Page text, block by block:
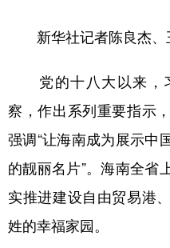
多语种频道
English Español
Русский язык
Deutsch Português
新华社记者陈良杰、
党的十八大以来，
察，作出系列重要指示
强调“让海南成为展示中
的靓丽名片”。海南全省
实推进建设自由贸易港
姓的幸福家园。